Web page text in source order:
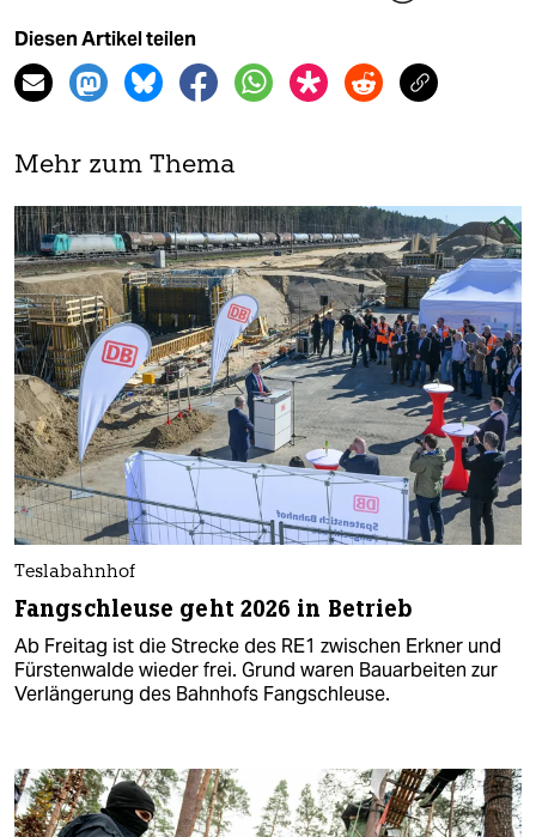
Diesen Artikel teilen
Mehr zum Thema
Teslabahnhof
Fangschleuse geht 2026 in Betrieb
Ab Freitag ist die Strecke des RE1 zwischen Erkner und
Fürstenwalde wieder frei. Grund waren Bauarbeiten zur
Verlängerung des Bahnhofs Fangschleuse.